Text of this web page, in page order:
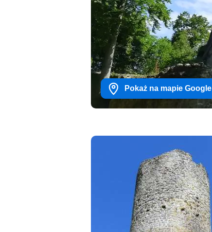
Pokaż na mapie Google